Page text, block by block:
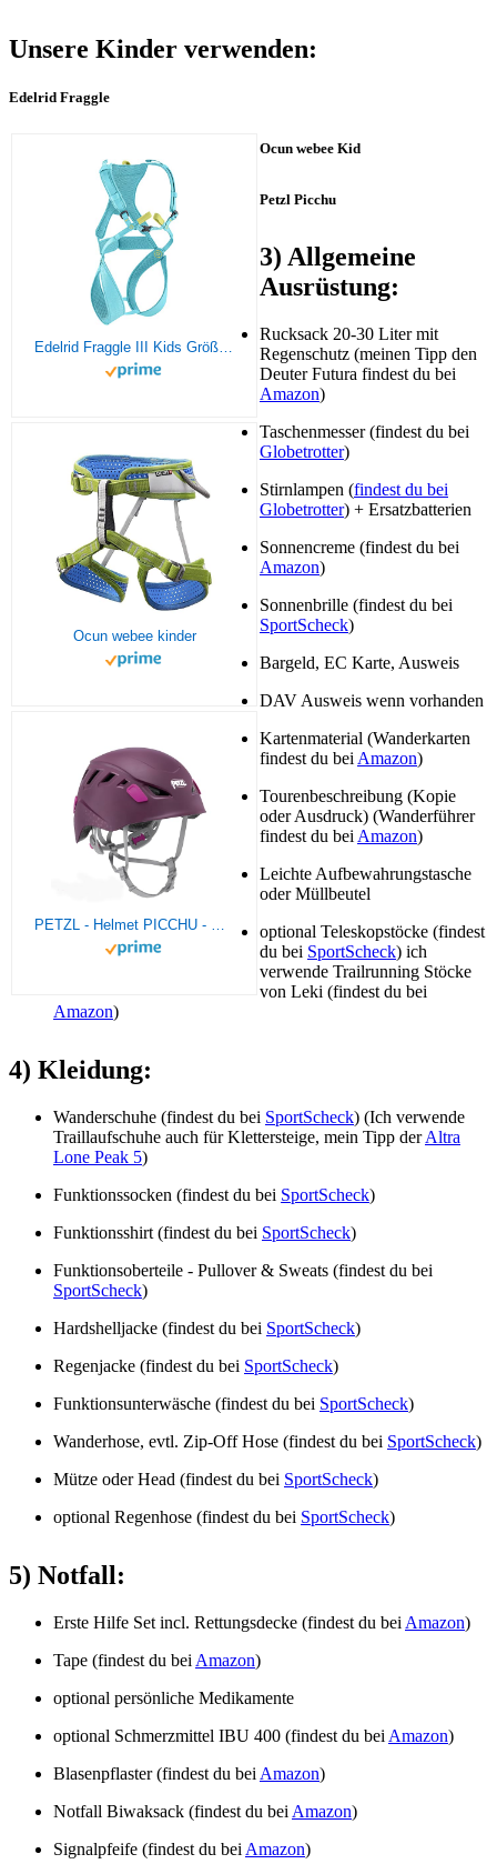
Unsere Kinder verwenden:
Edelrid Fraggle
Edelrid Fraggle III Kids Größe XXS icemint
Ocun webee Kid
Ocun webee kinder
Petzl Picchu
PETZL - Helmet PICCHU - Unisex, Lila, Einheitsgröße
3) Allgemeine
Ausrüstung:
Rucksack 20-30 Liter mit
Regenschutz (meinen Tipp den
Deuter Futura findest du bei
Amazon)
Taschenmesser (findest du bei
Globetrotter)
Stirnlampen (findest du bei
Globetrotter) + Ersatzbatterien
Sonnencreme (findest du bei
Amazon)
Sonnenbrille (findest du bei
SportScheck)
Bargeld, EC Karte, Ausweis
DAV Ausweis wenn vorhanden
Kartenmaterial (Wanderkarten
findest du bei Amazon)
Tourenbeschreibung (Kopie
oder Ausdruck) (Wanderführer
findest du bei Amazon)
Leichte Aufbewahrungstasche
oder Müllbeutel
optional Teleskopstöcke (findest
du bei SportScheck) ich
verwende Trailrunning Stöcke
von Leki (findest du bei
Amazon)
4) Kleidung:
Wanderschuhe (findest du bei SportScheck) (Ich verwende
Traillaufschuhe auch für Klettersteige, mein Tipp derAltra
Lone Peak 5)
Funktionssocken (findest du bei SportScheck)
Funktionsshirt (findest du bei SportScheck)
Funktionsoberteile - Pullover & Sweats (findest du bei
SportScheck)
Hardshelljacke (findest du bei SportScheck)
Regenjacke (findest du bei SportScheck)
Funktionsunterwäsche (findest du bei SportScheck)
Wanderhose, evtl. Zip-Off Hose (findest du bei SportScheck)
Mütze oder Head (findest du bei SportScheck)
optional Regenhose (findest du bei SportScheck)
5) Notfall:
Erste Hilfe Set incl. Rettungsdecke (findest du bei Amazon)
Tape (findest du bei Amazon)
optional persönliche Medikamente
optional Schmerzmittel IBU 400 (findest du bei Amazon)
Blasenpflaster (findest du bei Amazon)
Notfall Biwaksack (findest du bei Amazon)
Signalpfeife (findest du bei Amazon)